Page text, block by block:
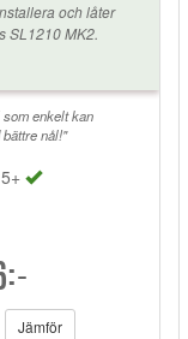
och låter
SL1210 MK2.
enkelt kan
nål!"
Jämför